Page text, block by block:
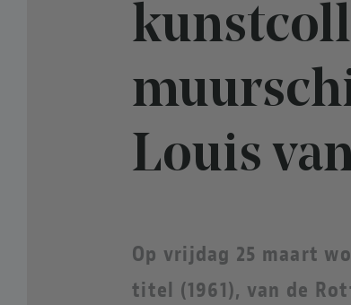
Louis
Op vrijdag 25 maart
titel (1961), van de